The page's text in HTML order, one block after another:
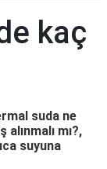
kaç
suda ne
mı?,
suyuna